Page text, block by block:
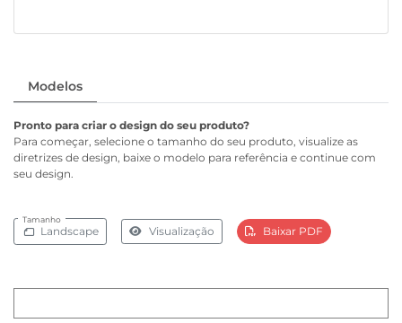
Modelos
Pronto para criar o design do seu produto?
Para começar, selecione o tamanho do seu produto, visualize as
diretrizes de design, baixe o modelo para referência e continue com
seu design.
Tamanho
Landscape Visualização Baixar PDF